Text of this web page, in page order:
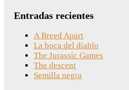
Entradas recientes
A Breed Apart
La boca del diablo
The Jurassic Games
The descent
Semilla negra